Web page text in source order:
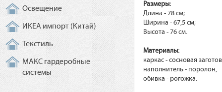
Освещение
ИКЕА импорт (Китай)
Текстиль
МАКС гардеробные
системы
Размеры:
Длина - 78 см;
Ширина - 67,5 см;
Высота - 76 см.
Материалы:
каркас - сосновая
наполнитель - поролон,
обивка - рогожка.